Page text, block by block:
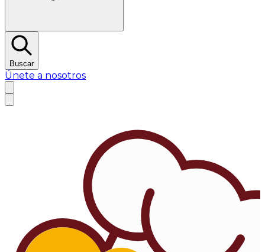
Buscar
Únete a nosotros